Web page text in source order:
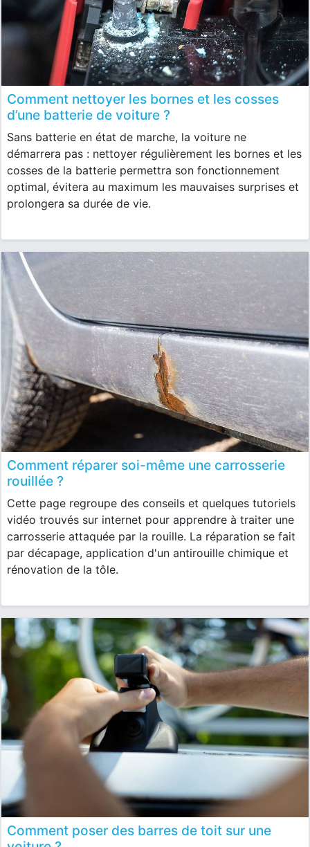
Comment nettoyer les bornes et les cosses
d’une batterie de voiture ?
Sans batterie en état de marche, la voiture ne
démarrera pas : nettoyer régulièrement les bornes et les
cosses de la batterie permettra son fonctionnement
optimal, évitera au maximum les mauvaises surprises et
prolongera sa durée de vie.
Comment réparer soi-même une carrosserie
rouillée ?
Cette page regroupe des conseils et quelques tutoriels
vidéo trouvés sur internet pour apprendre à traiter une
carrosserie attaquée par la rouille. La réparation se fait
par décapage, application d'un antirouille chimique et
rénovation de la tôle.
Comment poser des barres de toit sur une